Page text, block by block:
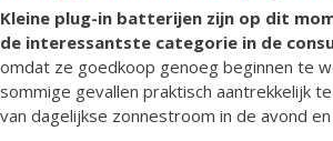
Kleine plug-in batterijen zijn op dit
de interessantste categorie in de
omdat ze goedkoop genoeg beginnen te
sommige gevallen praktisch aantrekkelijk
van dagelijkse zonnestroom in de avond en